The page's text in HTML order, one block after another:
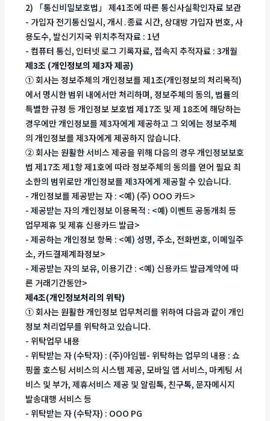
2) 「통신비밀보호법」 제41조에 따른 통신사실확인자료 보관
- 가입자 전기통신일시, 개시․종료 시간, 상대방 가입자 번호, 사
용도수, 발신기지국 위치추적자료 : 1년
- 컴퓨터 통신, 인터넷 로그 기록자료, 접속지 추적자료 : 3개월
제3조 (개인정보의 제3자 제공)
① 회사는 정보주체의 개인정보를 제1조(개인정보의 처리목적)
에서 명시한 범위 내에서만 처리하며, 정보주체의 동의, 법률의
특별한 규정 등 개인정보 보호법 제17조 및 제 18조에 해당하는
경우에만 개인정보를 제3자에게 제공하고 그 외에는 정보주체
의 개인정보를 제3자에게 제공하지 않습니다.
② 회사는 원활한 서비스 제공을 위해 다음의 경우 개인정보보호
법 제17조 제1항 제1호에 따라 정보주체의 동의를 얻어 필요 최
소한의 범위로만 개인정보를 제3자에게 제공할 수 있습니다.
- 개인정보를 제공받는 자 : <예) (주) OOO 카드>
- 제공받는 자의 개인정보 이용목적 : <예) 이벤트 공동개최 등
업무제휴 및 제휴 신용카드 발급>
- 제공하는 개인정보 항목 : <예) 성명, 주소, 전화번호, 이메일주
소, 카드결제계좌정보>
- 제공받는 자의 보유, 이용기간 : <예) 신용카드 발급계약에 따
른 거래기간동안>
제4조(개인정보처리의 위탁)
① 회사는 원활한 개인정보 업무처리를 위하여 다음과 같이 개인
정보 처리업무를 위탁하고 있습니다.
- 위탁업무 내용
- 위탁받는 자 (수탁자) : (주)아임웹- 위탁하는 업무의 내용 : 쇼
핑몰 호스팅 서비스의 시스템 제공, 모바일 앱 서비스, 마케팅 서
비스 및 부가, 제휴서비스 제공 및 알림톡, 친구톡, 문자메시지
발송대행 서비스 등
- 위탁받는 자 (수탁자) : OOO PG